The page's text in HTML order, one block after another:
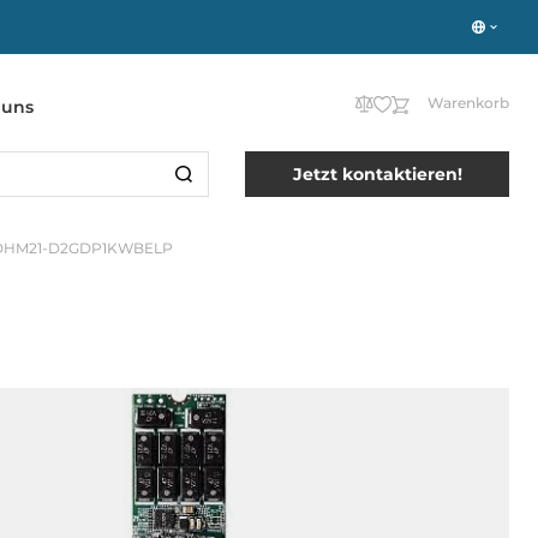
Warenkorb
Jetzt kontaktieren!
D2GDP1KWBELP